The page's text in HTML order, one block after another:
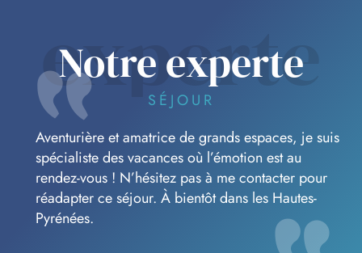
experte
Notre experte
SÉJOUR
Aventurière et amatrice de grands espaces, je suis
spécialiste des vacances où l’émotion est au
rendez-vous ! N’hésitez pas à me contacter pour
réadapter ce séjour. À bientôt dans les Hautes-
Pyrénées.